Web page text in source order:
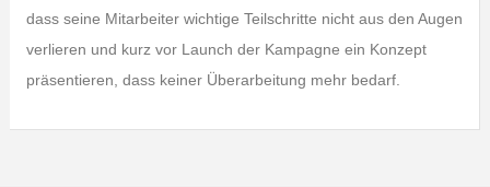
dass seine Mitarbeiter wichtige Teilschritte nicht aus den Augen
verlieren und kurz vor Launch der Kampagne ein Konzept
präsentieren, dass keiner Überarbeitung mehr bedarf.